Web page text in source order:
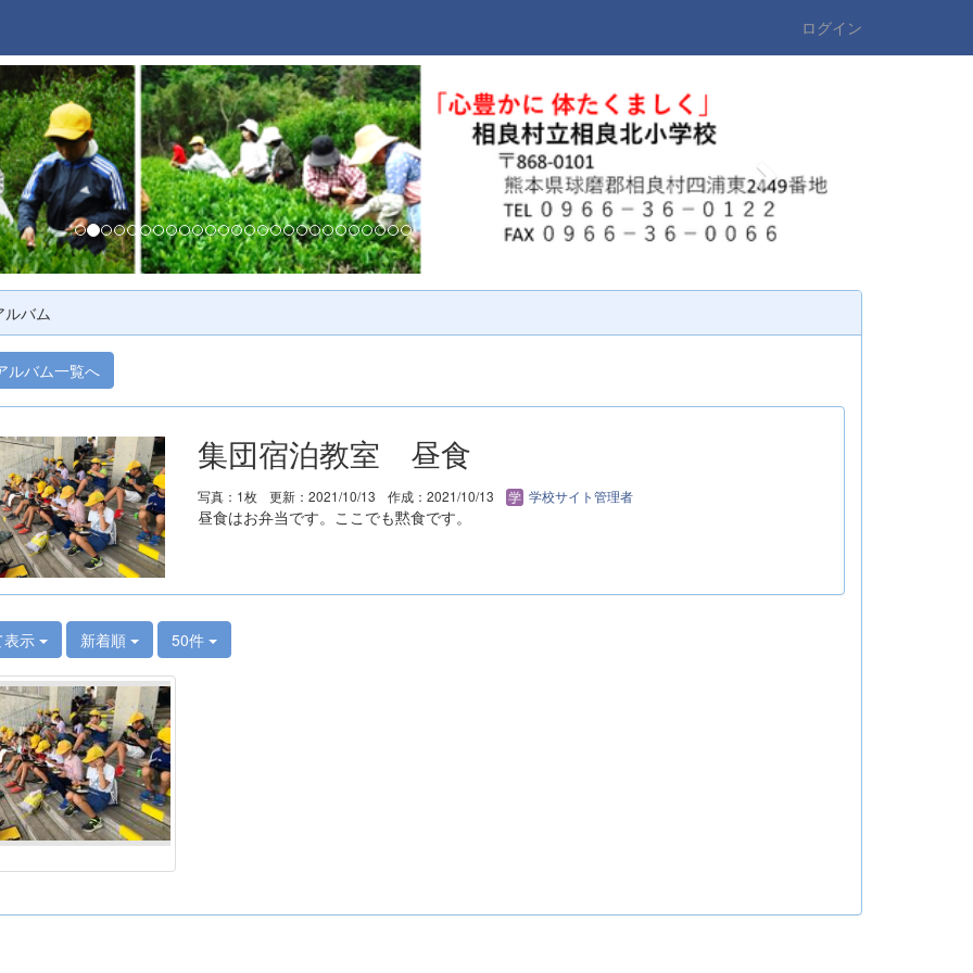
ログイン
t
ルバム
ルバム一覧へ
集団宿泊教室 昼食
写真：1枚 更新：2021/10/13 作成：2021/10/13 学校サイト管理者
昼食はお弁当です。ここでも黙食です。
表示 新着順 50件